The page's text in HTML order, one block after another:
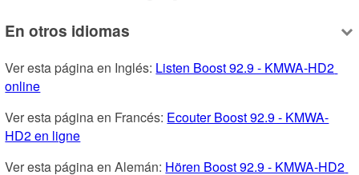
En otros idiomas
Ver esta página en Inglés: Listen Boost 92.9 - KMWA-HD2
online
Ver esta página en Francés: Ecouter Boost 92.9 - KMWA-
HD2 en ligne
Ver esta página en Alemán: Hören Boost 92.9 - KMWA-HD2